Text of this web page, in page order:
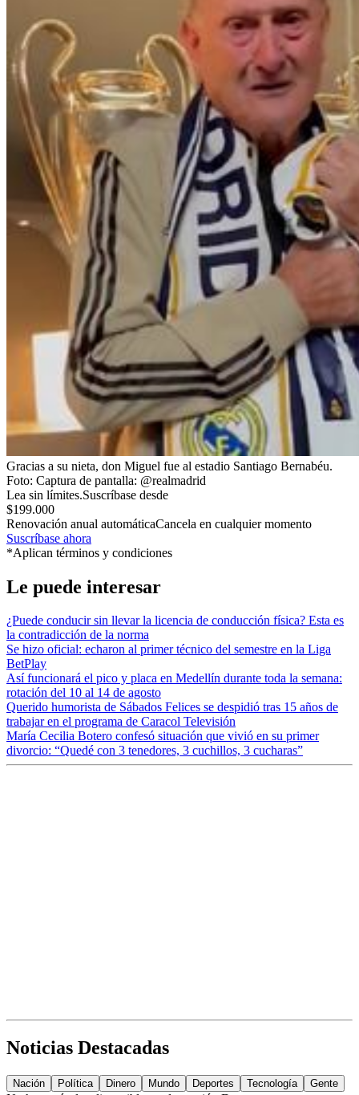
Gracias a su nieta, don Miguel fue al estadio Santiago Bernabéu.
Foto: Captura de pantalla: @realmadrid
Lea sin límites.Suscríbase desde
$199.000
Renovación anual automáticaCancela en cualquier momento
Suscríbase ahora
*Aplican términos y condiciones
Le puede interesar
¿Puede conducir sin llevar la licencia de conducción física? Esta es
la contradicción de la norma
Se hizo oficial: echaron al primer técnico del semestre en la Liga
BetPlay
Así funcionará el pico y placa en Medellín durante toda la semana:
rotación del 10 al 14 de agosto
Querido humorista de Sábados Felices se despidió tras 15 años de
trabajar en el programa de Caracol Televisión
María Cecilia Botero confesó situación que vivió en su primer
divorcio: “Quedé con 3 tenedores, 3 cuchillos, 3 cucharas”
Noticias Destacadas
Nación Política Dinero Mundo Deportes Tecnología Gente